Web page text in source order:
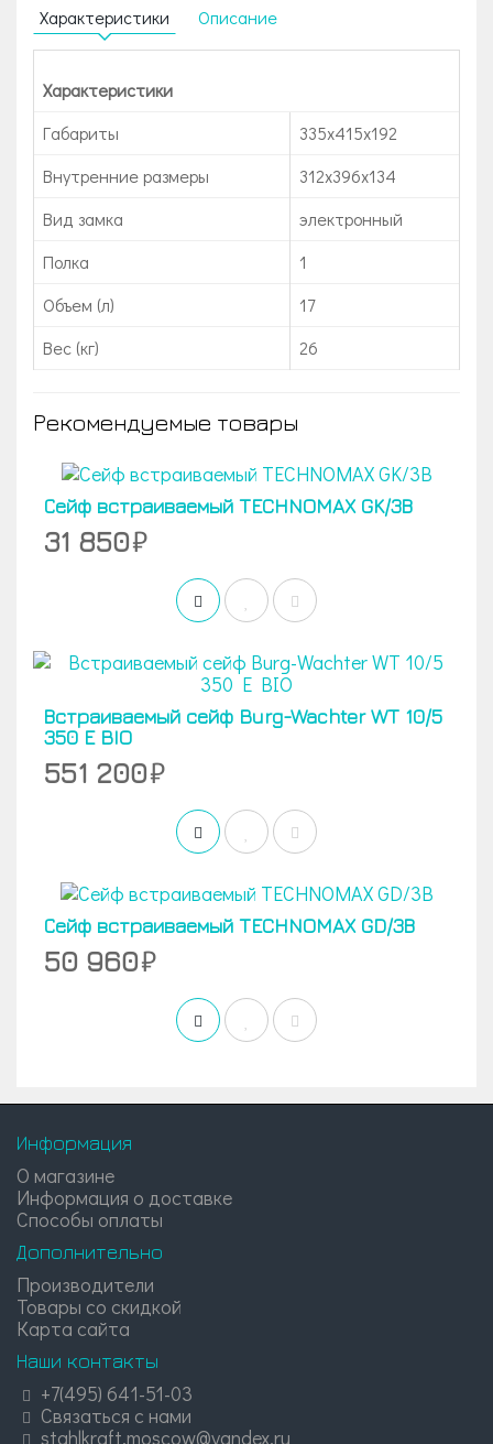
Характеристики Описание
Характеристики
Габариты
335x415x192
Внутренние размеры
312x396x134
Вид замка
электронный
Полка
1
Объем (л)
17
Вес (кг)
26
Рекомендуемые товары
Сейф встраиваемый TECHNOMAX GK/3В
31 850
Встраиваемый сейф Burg-Wachter WT 10/5
350 E BIO
551 200
Сейф встраиваемый TECHNOMAX GD/3В
50 960
Информация
О магазине
Информация о доставке
Способы оплаты
Дополнительно
Производители
Товары со скидкой
Карта сайта
Наши контакты
+7(495) 641-51-03
Связаться с нами
stahlkraft.moscow@yandex.ru